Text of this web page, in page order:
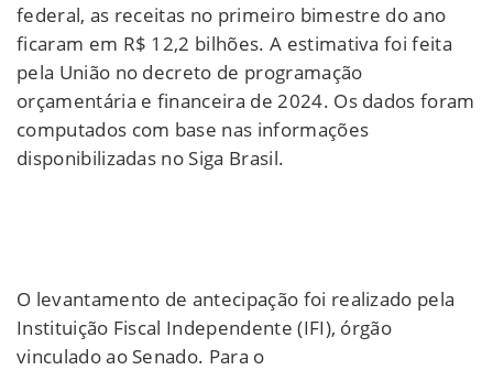
federal, as receitas no primeiro bimestre do ano
ficaram em R$ 12,2 bilhões. A estimativa foi feita
pela União no decreto de programação
orçamentária e financeira de 2024. Os dados foram
computados com base nas informações
disponibilizadas no Siga Brasil.
O levantamento de antecipação foi realizado pela
Instituição Fiscal Independente (IFI), órgão
vinculado ao Senado. Para o